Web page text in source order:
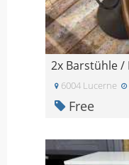
6004 Lucerne
Free